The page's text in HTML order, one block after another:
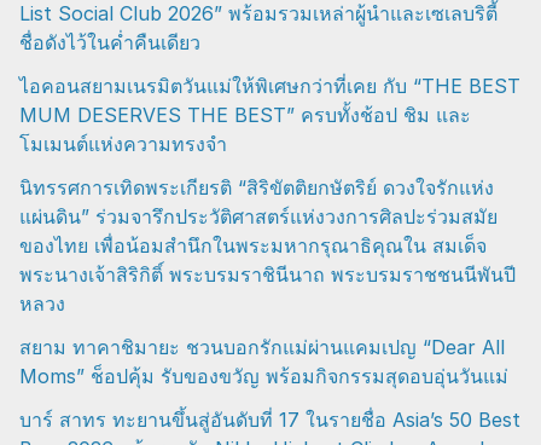
List Social Club 2026” พร้อมรวมเหล่าผู้นำและเซเลบริตี้
ชื่อดังไว้ในค่ำคืนเดียว
ไอคอนสยามเนรมิตวันแม่ให้พิเศษกว่าที่เคย กับ “THE BEST
MUM DESERVES THE BEST” ครบทั้งช้อป ชิม และ
โมเมนต์แห่งความทรงจำ
นิทรรศการเทิดพระเกียรติ “สิริขัตติยกษัตริย์ ดวงใจรักแห่ง
แผ่นดิน” ร่วมจารึกประวัติศาสตร์แห่งวงการศิลปะร่วมสมัย
ของไทย เพื่อน้อมสำนึกในพระมหากรุณาธิคุณใน สมเด็จ
พระนางเจ้าสิริกิติ์ พระบรมราชินีนาถ พระบรมราชชนนีพันปี
หลวง
สยาม ทาคาชิมายะ ชวนบอกรักแม่ผ่านแคมเปญ “Dear All
Moms” ช็อปคุ้ม รับของขวัญ พร้อมกิจกรรมสุดอบอุ่นวันแม่
บาร์ สาทร ทะยานขึ้นสู่อันดับที่ 17 ในรายชื่อ Asia’s 50 Best